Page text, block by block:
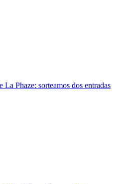
La Phaze: sorteamos dos entradas